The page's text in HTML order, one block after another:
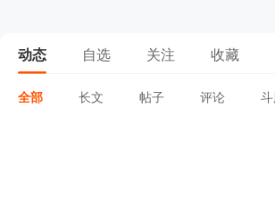
动态 自选 关注 收藏
全部 长文 帖子 评论 斗